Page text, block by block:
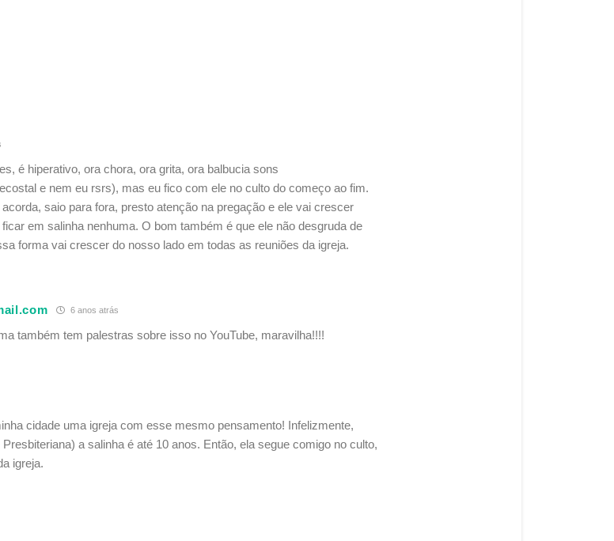
é hiperativo, ora chora, ora grita, ora balbucia sons
e nem eu rsrs), mas eu fico com ele no culto do começo ao fim.
saio para fora, presto atenção na pregação e ele vai crescer
em salinha nenhuma. O bom também é que ele não desgruda de
forma vai crescer do nosso lado em todas as reuniões da igreja.
6 anos atrás
também tem palestras sobre isso no YouTube, maravilha!!!!
cidade uma igreja com esse mesmo pensamento! Infelizmente,
a salinha é até 10 anos. Então, ela segue comigo no culto,
igreja.